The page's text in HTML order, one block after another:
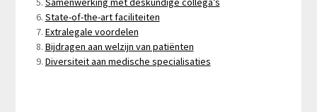
State-of-the-art faciliteiten
Extralegale voordelen
Bijdragen aan welzijn van patiënten
Diversiteit aan medische specialisaties